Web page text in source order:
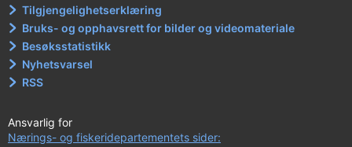
Tilgjengelighetserklæring
Bruks- og opphavsrett for bilder og videomateriale
Besøksstatistikk
Nyhetsvarsel
RSS
Ansvarlig for
Nærings- og fiskeridepartementets sider: